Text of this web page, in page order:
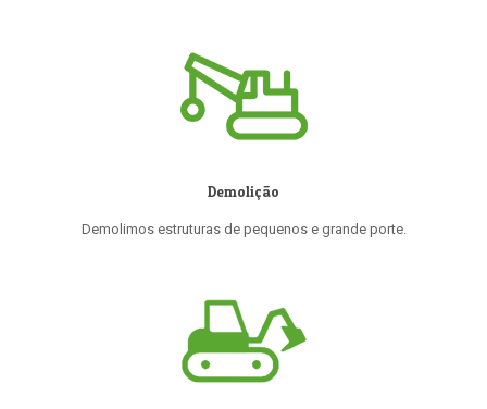
Demolição
Demolimos estruturas de pequenos e grande porte.